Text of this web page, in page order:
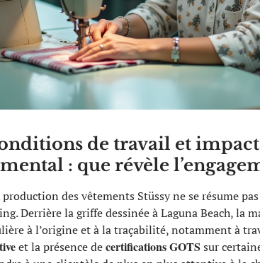
de travail et impact
: que révèle
des vêtements Stüssy ne se résume
Derrière la griffe dessinée à Laguna Beach, la
à l’origine et à la traçabilité, notamment à
et la présence decertifications GOTS sur